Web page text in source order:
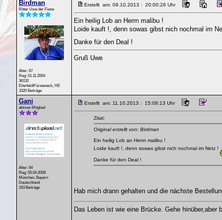
Birdman
Ritter Uwe der Fiese
Alter: 67
Reg: 01.11.2004
36132
Eiterfeld/Fürsteneck, HE
3320 Beiträge
Erstellt am: 09.10.2013 : 20:00:26 Uhr
Ein heilig Lob an Herrn malibu !
Loide kauft !, denn sowas gibst nich nochmal im
Danke für den Deal !
Gruß Uwe
Gani
aktives Mitglied
Alter: 64
Reg: 05.04.2008
München, Bayern
Deutschland
163 Beiträge
Erstellt am: 11.10.2013 : 15:08:13 Uhr
Zitat:
Original erstellt von: Birdman
Ein heilig Lob an Herrn malibu !
Loide kauft !, denn sowas gibst nich nochmal im Netz !
Danke für den Deal !
Hab mich drann gehalten und die nächste
Das Leben ist wie eine Brücke. Gehe hinüber,aber